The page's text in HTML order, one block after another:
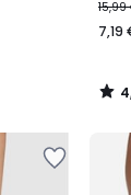
15,99
7,19
/